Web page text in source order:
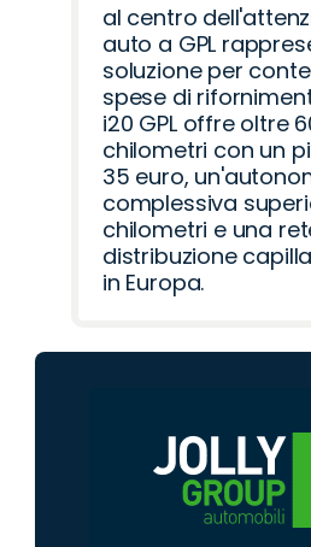
al centro
auto a GPL
soluzione per
spese di
i20 GPL offre oltre
chilometri con un
35 euro,
complessiva
chilometri e una
distribuzione
in Europa.